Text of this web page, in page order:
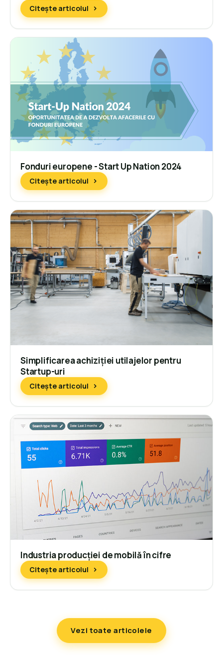
Citește articolul
Fonduri europene - Start Up Nation 2024
Citește articolul
Simplificarea achiziției utilajelor pentru
Startup-uri
Citește articolul
Industria producției de mobilă în cifre
Citește articolul
Vezi toate articolele